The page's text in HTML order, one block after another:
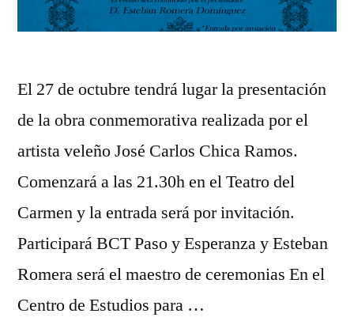
El 27 de octubre tendrá lugar la presentación
de la obra conmemorativa realizada por el
artista veleño José Carlos Chica Ramos.
Comenzará a las 21.30h en el Teatro del
Carmen y la entrada será por invitación.
Participará BCT Paso y Esperanza y Esteban
Romera será el maestro de ceremonias En el
Centro de Estudios para …